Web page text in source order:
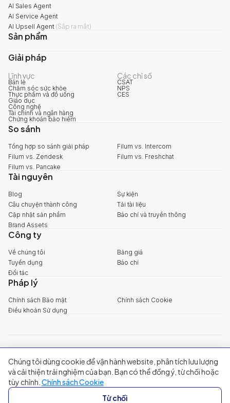
AI Sales Agent
AI Service Agent
AI Upsell Agent (Sắp ra mắt)
Sản phẩm
Giải pháp
Lĩnh vực
Bán lẻ
Chăm sóc sức khỏe
Thực phẩm và đồ uống
Giáo dục
Công nghệ
Tài chính và ngân hàng
Chứng khoán bảo hiểm
Các chỉ số
CSAT
NPS
CES
So sánh
Tổng hợp so sánh giải pháp
Filum vs. Intercom
Filum vs. Zendesk
Filum vs. Freshchat
Filum vs. Pancake
Tài nguyên
Blog
Sự kiện
Câu chuyện thành công
Tải tài liệu
Cập nhật sản phẩm
Báo chí và truyền thông
Brand Assets
Công ty
Về chúng tôi
Bảng giá
Tuyển dụng
Báo chí
Đối tác
Pháp lý
Chính sách Bảo mật
Chính sách Cookie
Điều khoản Sử dụng
+84 888 18 1313
Trụ sở chính: Tầng 03, 65-67 Đường B4, Khu đô thị Sala, Phường An
Khánh, TP Hồ Chí Minh
Singapore:20A Tanjong Pagar Road, Singapore
© 2024 Filum Inc. All rights reserved.
Chúng tôi dùng cookie để vận hành website, phân tích lưu lượng
và cải thiện trải nghiệm của bạn. Bạn có thể đồng ý, từ chối hoặc
tùy chỉnh. Chính sách Cookie
Từ chối